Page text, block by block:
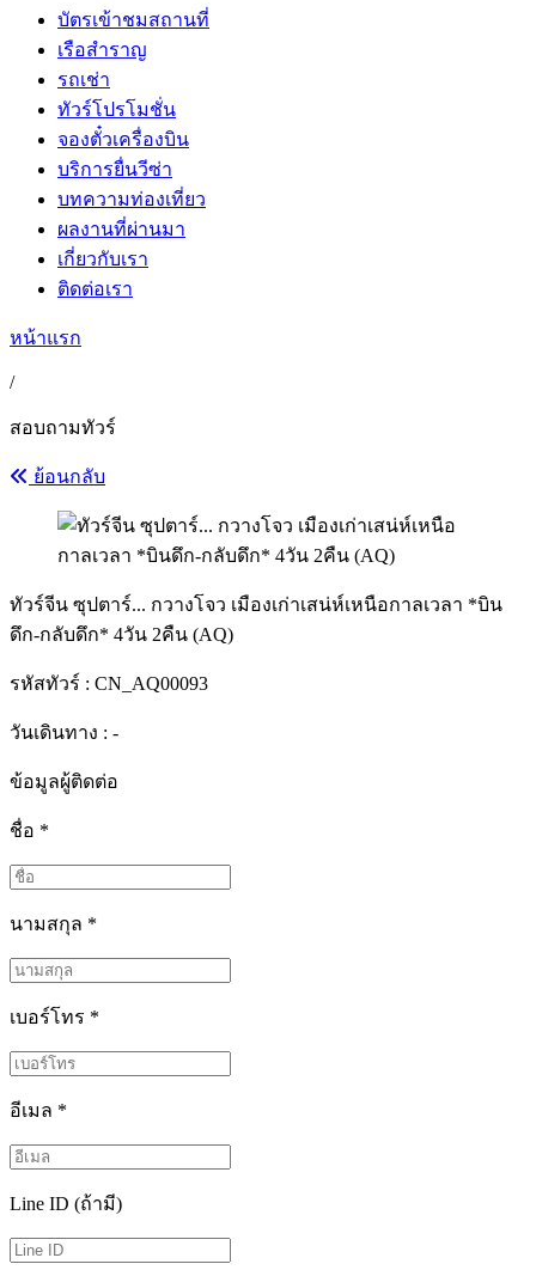
บัตรเข้าชมสถานที่
เรือสำราญ
รถเช่า
ทัวร์โปรโมชั่น
จองตั๋วเครื่องบิน
บริการยื่นวีซ่า
บทความท่องเที่ยว
ผลงานที่ผ่านมา
เกี่ยวกับเรา
ติดต่อเรา
หน้าแรก
/
สอบถามทัวร์
ย้อนกลับ
ทัวร์จีน ซุปตาร์... กวางโจว เมืองเก่าเสน่ห์เหนือกาลเวลา *บิน
ดึก-กลับดึก* 4วัน 2คืน (AQ)
รหัสทัวร์ : CN_AQ00093
วันเดินทาง : -
ข้อมูลผู้ติดต่อ
ชื่อ *
นามสกุล *
เบอร์โทร *
อีเมล *
Line ID (ถ้ามี)